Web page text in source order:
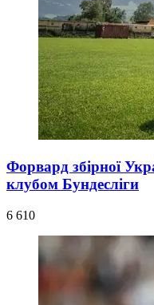
Форвард збірної
клубом Бундесліги
6 610